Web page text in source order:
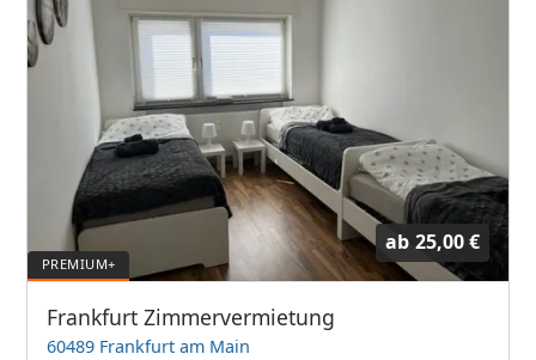
ab 25,00 €
Frankfurt Zimmervermietung
60489 Frankfurt am Main